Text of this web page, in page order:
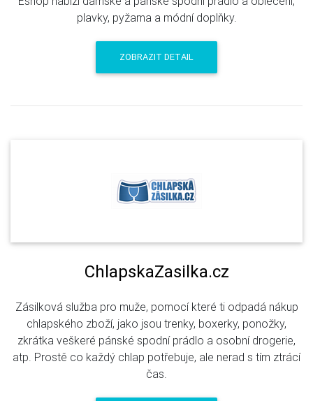
plavky, pyžama a módní doplňky.
ZOBRAZIT DETAIL
ChlapskaZasilka.cz
Zásilková služba pro muže, pomocí které ti odpadá nákup
chlapského zboží, jako jsou trenky, boxerky, ponožky,
zkrátka veškeré pánské spodní prádlo a osobní drogerie,
atp. Prostě co každý chlap potřebuje, ale nerad s tím ztrácí
čas.